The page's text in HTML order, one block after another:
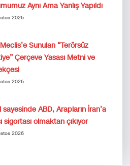
Aynı Ama Yanlış Yapıldı
2026
Sunulan “Terörsüz
Çerçeve Yasası Metni ve
2026
sayesinde ABD, Arapların İran’a
sigortası olmaktan çıkıyor
2026